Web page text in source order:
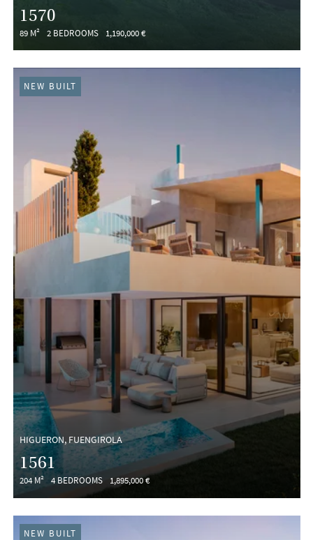
1570
89 M² 2 BEDROOMS 1,190,000 €
HIGUERON, FUENGIROLA
1561
204 M² 4 BEDROOMS 1,895,000 €
NEW BUILT
NEW BUILT